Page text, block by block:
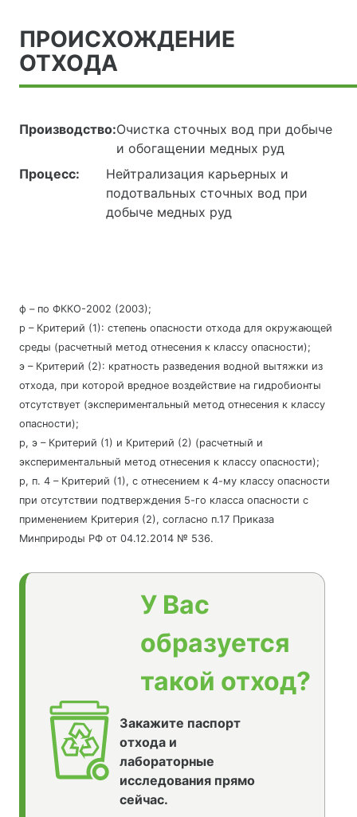
ПРОИСХОЖДЕНИЕ
ОТХОДА
Производство:Очистка сточных вод при добыче
и обогащении медных руд
Процесс:
Нейтрализация карьерных и
подотвальных сточных вод при
добыче медных руд
ф – по ФККО-2002 (2003);
р – Критерий (1): степень опасности отхода для окружающей
среды (расчетный метод отнесения к классу опасности);
э – Критерий (2): кратность разведения водной вытяжки из
отхода, при которой вредное воздействие на гидробионты
отсутствует (экспериментальный метод отнесения к классу
опасности);
р, э – Критерий (1) и Критерий (2) (расчетный и
экспериментальный метод отнесения к классу опасности);
р, п. 4 – Критерий (1), с отнесением к 4-му классу опасности
при отсутствии подтверждения 5-го класса опасности с
применением Критерия (2), согласно п.17 Приказа
Минприроды РФ от 04.12.2014 № 536.
У Вас
образуется
такой отход?
Закажите паспорт
отхода и
лабораторные
исследования прямо
сейчас.